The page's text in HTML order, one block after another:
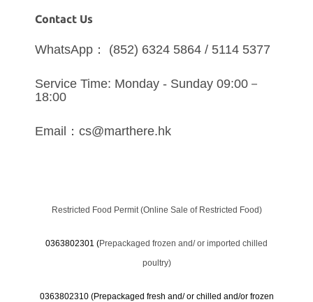
Contact Us
WhatsApp： (852) 6324 5864 / 5114 5377
Service Time: Monday - Sunday 09:00－
18:00
Email：cs@marthere.hk
Restricted Food Permit (Online Sale of Restricted Food)
0363802301 (Prepackaged frozen and/ or imported chilled
poultry)
0363802310 (Prepackaged fresh and/ or chilled and/or frozen